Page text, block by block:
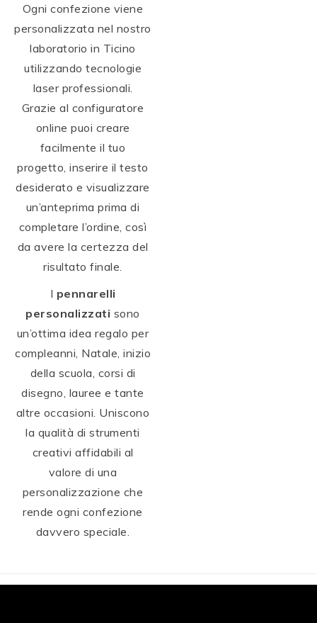
Ogni confezione viene
personalizzata nel nostro
laboratorio in Ticino
utilizzando tecnologie
laser professionali.
Grazie al configuratore
online puoi creare
facilmente il tuo
progetto, inserire il testo
desiderato e visualizzare
un’anteprima prima di
completare l’ordine, così
da avere la certezza del
risultato finale.
I pennarelli
personalizzati sono
un’ottima idea regalo per
compleanni, Natale, inizio
della scuola, corsi di
disegno, lauree e tante
altre occasioni. Uniscono
la qualità di strumenti
creativi affidabili al
valore di una
personalizzazione che
rende ogni confezione
davvero speciale.